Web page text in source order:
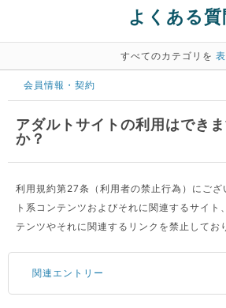
よくある質
すべてのカテゴリを
会員情報・契約
アダルトサイトの利用はでき
か？
利用規約第27条（利用者の禁止行為）にご
ト系コンテンツおよびそれに関連するサイト
テンツやそれに関連するリンクを禁止してお
関連エントリー